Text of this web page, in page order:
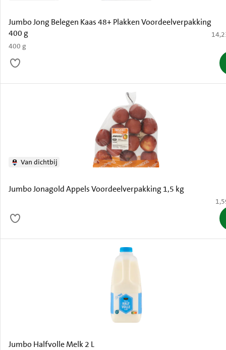
Jumbo Jong Belegen Kaas 48+ Plakken Voordeelverpakking
400 g
400 g
€
Jumbo Jonagold Appels Voordeelverpakking 1,5 kg
Van dichtbij
€
Jumbo Halfvolle Melk 2 L